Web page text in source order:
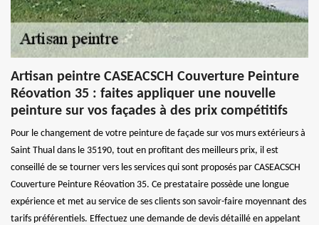
Artisan peintre CASEACSCH Couverture Peinture
Réovation 35 : faites appliquer une nouvelle
peinture sur vos façades à des prix compétitifs
Pour le changement de votre peinture de façade sur vos murs extérieurs à
Saint Thual dans le 35190, tout en profitant des meilleurs prix, il est
conseillé de se tourner vers les services qui sont proposés par CASEACSCH
Couverture Peinture Réovation 35. Ce prestataire possède une longue
expérience et met au service de ses clients son savoir-faire moyennant des
tarifs préférentiels. Effectuez une demande de devis détaillé en appelant